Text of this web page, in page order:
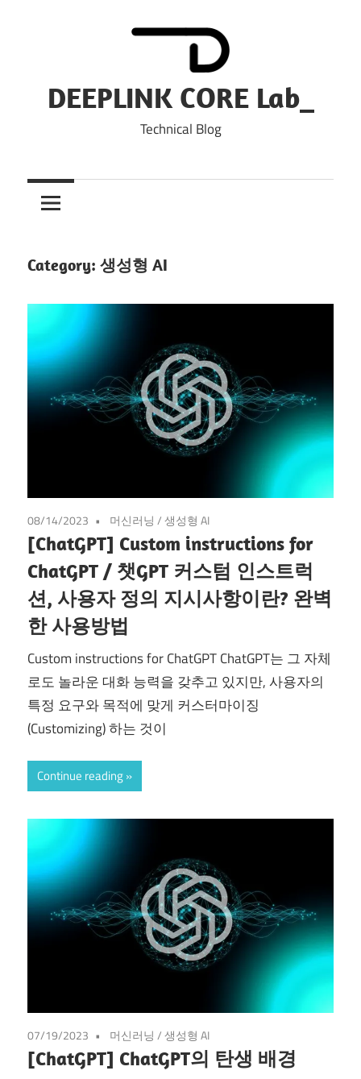
DEEPLINK CORE Lab_
Technical Blog
Category: 생성형 AI
08/14/2023 머신러닝 /생성형 AI
[ChatGPT] Custom instructions for
ChatGPT / 챗GPT 커스텀 인스트럭
션, 사용자 정의 지시사항이란? 완벽
한 사용방법
Custom instructions for ChatGPT ChatGPT는 그 자체
로도 놀라운 대화 능력을 갖추고 있지만, 사용자의
특정 요구와 목적에 맞게 커스터마이징
(Customizing) 하는 것이
Continue reading
07/19/2023 머신러닝 /생성형 AI
[ChatGPT] ChatGPT의 탄생 배경